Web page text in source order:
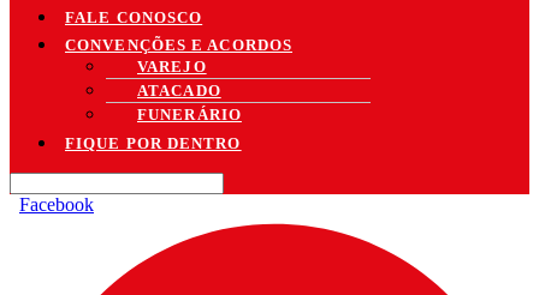
FALE CONOSCO
CONVENÇÕES E ACORDOS
VAREJO
ATACADO
FUNERÁRIO
FIQUE POR DENTRO
Facebook